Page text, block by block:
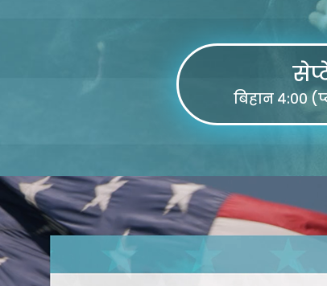
बिहान ४:००